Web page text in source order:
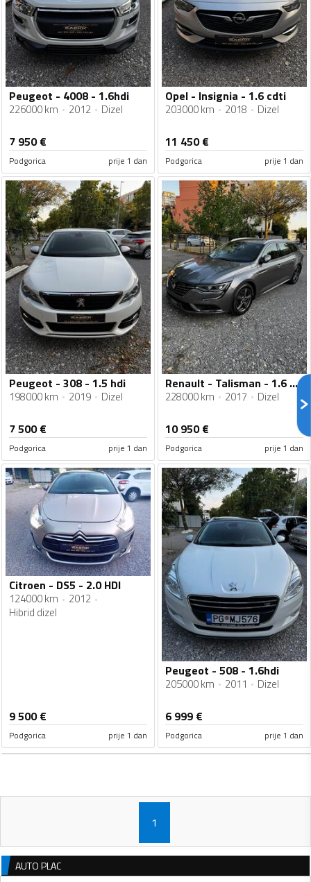
Peugeot - 4008 - 1.6hdi
226000 km 2012 Dizel
7 950€
Podgorica prije 1 dan
Opel - Insignia - 1.6 cdti
203000 km 2018 Dizel
11 450€
Podgorica prije 1 dan
Peugeot - 308 - 1.5 hdi
198000 km 2019 Dizel
7 500€
Podgorica prije 1 dan
Renault - Talisman - 1.6 dci
228000 km 2017 Dizel
10 950€
Podgorica prije 1 dan
Citroen - DS5 - 2.0 HDI
124000 km
2012
Hibrid dizel
9 500€
Podgorica prije 1 dan
Peugeot - 508 - 1.6hdi
205000 km 2011 Dizel
6 999 €
Podgorica prije 1 dan
1
AUTO PLAC